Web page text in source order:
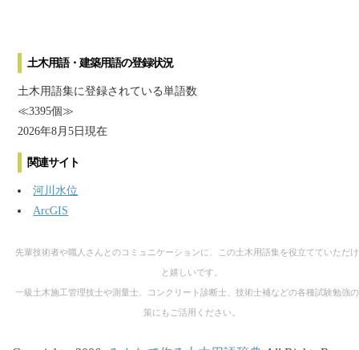
土木用語・建築用語の登録状況
土木用語集に登録されている単語数
≪3395個≫
2026年8月5日現在
関連サイト
河川水位
ArcGIS
先輩技術者や職人さんとのコミュニケーションに、この土木用語集を役立てていただ
と嬉しいです。
一級土木施工管理技士や測量士、コンクリート診断士、技術士補などの各種試験勉強
策にもご活用ください。